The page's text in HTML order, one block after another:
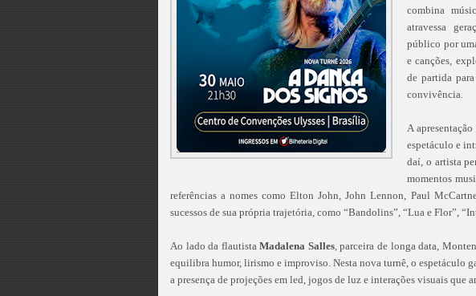
combina
atravessa
público por
e canções,
de partida
convivência.
A
espetáculo e
daí, o artista
momentos
referências a nomes como Elton John, John Lennon, Paul
sucessos de sua própria trajetória, como “Bandolins”, “Lua e Flor”,
Ao lado da flautistaMadalena Salles, parceira de longa data,
equilibra humor, lirismo e improviso. Nesta nova turnê, o espetáculo
a presença de projeções em led, jogos de luz e interações visuais que